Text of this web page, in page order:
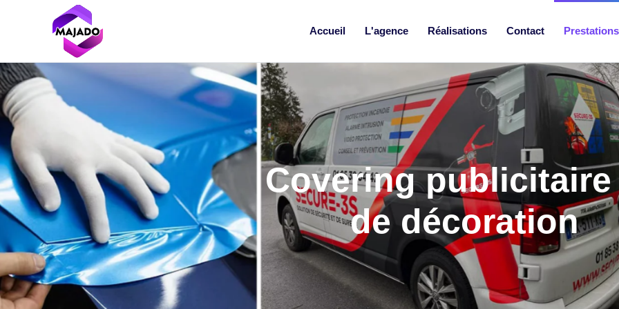
Skip to main content
Accueil L'agence Réalisations Contact Prestations
Covering publicitaire
de décoration